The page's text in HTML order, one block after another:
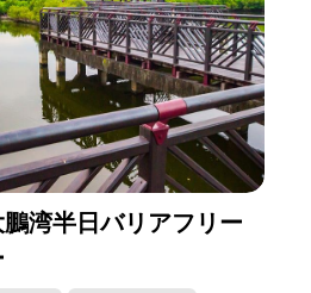
鵬湾半日バリアフリー